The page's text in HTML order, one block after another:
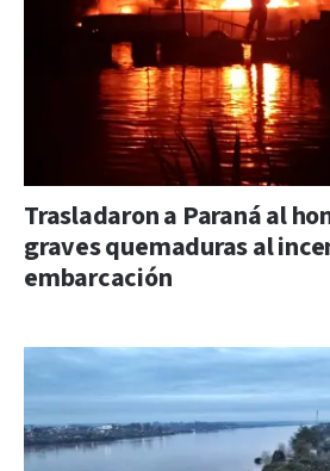
Trasladaron a Paraná al
graves quemaduras al
embarcación